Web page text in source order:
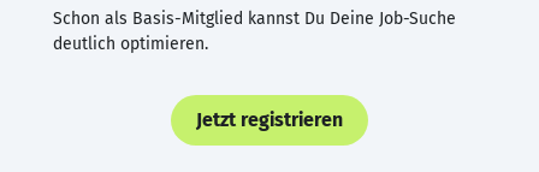
Schon als Basis-Mitglied kannst Du Deine Job-Suche
deutlich optimieren.
Jetzt registrieren